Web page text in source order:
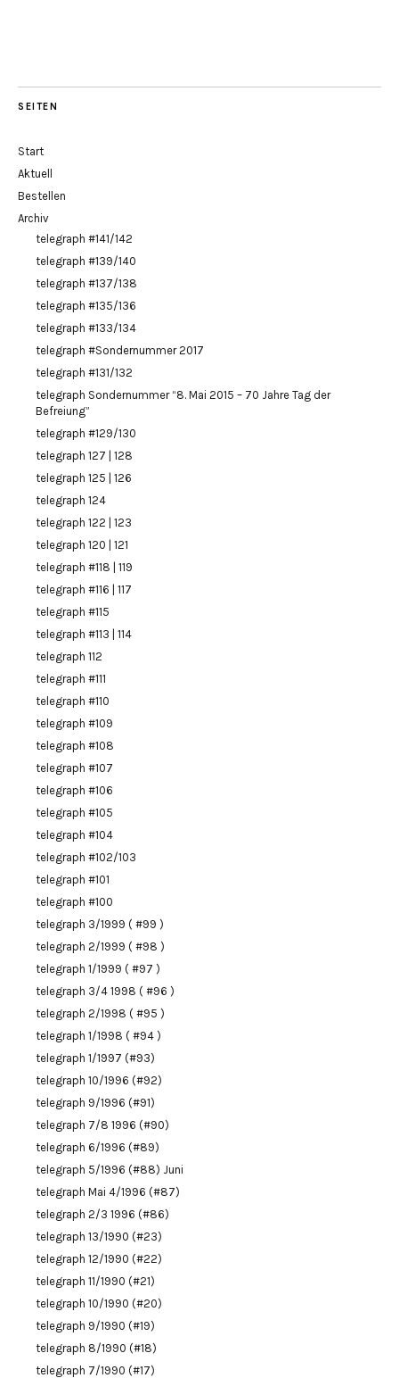
SEITEN
Start
Aktuell
Bestellen
Archiv
telegraph #141/142
telegraph #139/140
telegraph #137/138
telegraph #135/136
telegraph #133/134
telegraph #Sondernummer 2017
telegraph #131/132
telegraph Sondernummer “8. Mai 2015 – 70 Jahre Tag der
Befreiung”
telegraph #129/130
telegraph 127 | 128
telegraph 125 | 126
telegraph 124
telegraph 122 | 123
telegraph 120 | 121
telegraph #118 | 119
telegraph #116 | 117
telegraph #115
telegraph #113 | 114
telegraph 112
telegraph #111
telegraph #110
telegraph #109
telegraph #108
telegraph #107
telegraph #106
telegraph #105
telegraph #104
telegraph #102/103
telegraph #101
telegraph #100
telegraph 3/1999 ( #99 )
telegraph 2/1999 ( #98 )
telegraph 1/1999 ( #97 )
telegraph 3/4 1998 ( #96 )
telegraph 2/1998 ( #95 )
telegraph 1/1998 ( #94 )
telegraph 1/1997 (#93)
telegraph 10/1996 (#92)
telegraph 9/1996 (#91)
telegraph 7/8 1996 (#90)
telegraph 6/1996 (#89)
telegraph 5/1996 (#88) Juni
telegraph Mai 4/1996 (#87)
telegraph 2/3 1996 (#86)
telegraph 13/1990 (#23)
telegraph 12/1990 (#22)
telegraph 11/1990 (#21)
telegraph 10/1990 (#20)
telegraph 9/1990 (#19)
telegraph 8/1990 (#18)
telegraph 7/1990 (#17)